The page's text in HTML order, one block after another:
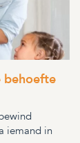
behoefte
iemand in